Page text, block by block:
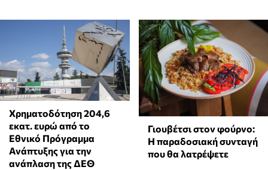
Χρηματοδότηση 204,6
εκατ. ευρώ από το
Εθνικό Πρόγραμμα
Ανάπτυξης για την
ανάπλαση της ΔΕΘ
Γιουβέτσι στον φούρνο:
Η παραδοσιακή συνταγή
που θα λατρέψετε